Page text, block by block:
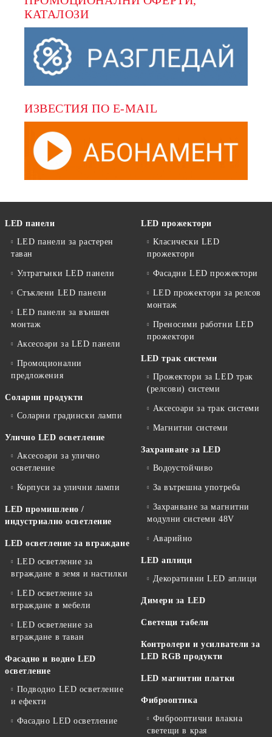
КАТАЛОЗИ
ИЗВЕСТИЯ ПО E-MAIL
LED панели
LED панели за растерен
таван
Ултратънки LED панели
Стъклени LED панели
LED панели за външен
монтаж
Аксесоари за LED панели
Промоционални
предложения
Соларни продукти
Соларни градински лампи
Улично LED осветление
Аксесоари за улично
осветление
Корпуси за улични лампи
LED промишлено /
индустриално осветление
LED осветление за вграждане
LED осветление за
вграждане в земя и настилки
LED осветление за
вграждане в мебели
LED осветление за
вграждане в таван
Фасадно и водно LED
осветление
Подводно LED осветление
и ефекти
Фасадно LED осветление
LED прожектори
Класически LED
прожектори
Фасадни LED прожектори
LED прожектори за релсов
монтаж
Преносими работни LED
прожектори
LED трак системи
Прожектори за LED трак
(релсови) системи
Аксесоари за трак системи
Магнитни системи
Захранване за LED
Водоустойчиво
За вътрешна употреба
Захранване за магнитни
модулни системи 48V
Аварийно
LED аплици
Декоративни LED аплици
Димери за LED
Светещи табели
Контролери и усилватели за
LED RGB продукти
LED магнитни платки
Фиброоптика
Фиброоптични влакна
светещи в края